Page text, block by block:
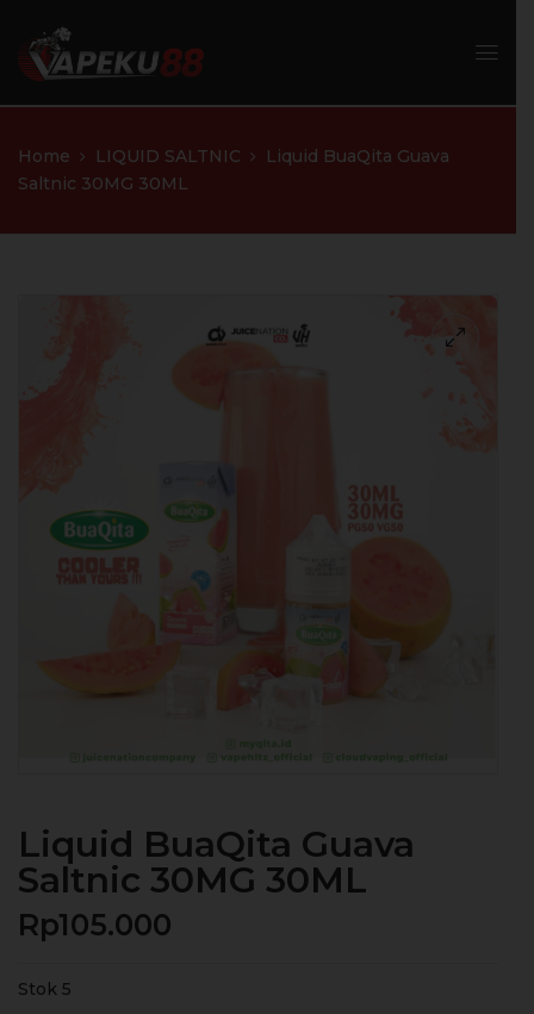
Home LIQUID SALTNIC
Liquid BuaQita Guava
Saltnic 30MG 30ML
Liquid BuaQita Guava
Saltnic 30MG 30ML
Rp105.000
Stok 5